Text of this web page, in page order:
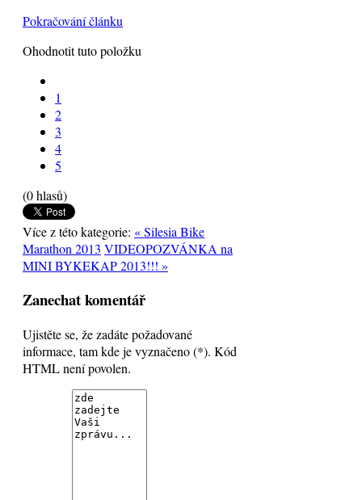
Pokračování článku
Ohodnotit tuto položku
1
2
3
4
5
(0 hlasů)
Více z této kategorie: « Silesia Bike
Marathon 2013 VIDEOPOZVÁNKA na
MINI BYKEKAP 2013!!! »
Zanechat komentář
Ujistěte se, že zadáte požadované
informace, tam kde je vyznačeno (*). Kód
HTML není povolen.